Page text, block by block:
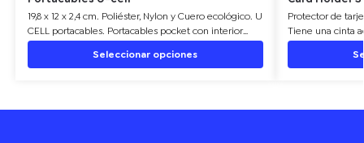
19,8 x 12 x 2,4 cm. Poliéster, Nylon y Cuero ecológico. U
CELL portacables. Portacables pocket con interior
acolchado y divisiones internas para guardar todo tipo
de cables, auriculares, SD cards y mas. Fácil de
Seleccionar opciones
Protector de
Tiene una cinta
permite
con una